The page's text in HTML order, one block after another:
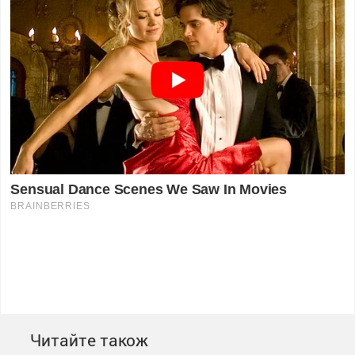
Читайте також